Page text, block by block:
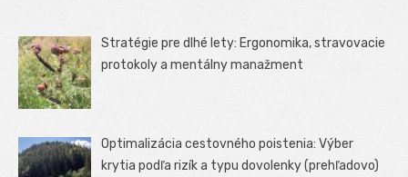
Stratégie pre dlhé lety: Ergonomika, stravovacie
protokoly a mentálny manažment
Optimalizácia cestovného poistenia: Výber
krytia podľa rizík a typu dovolenky (prehľadovo)